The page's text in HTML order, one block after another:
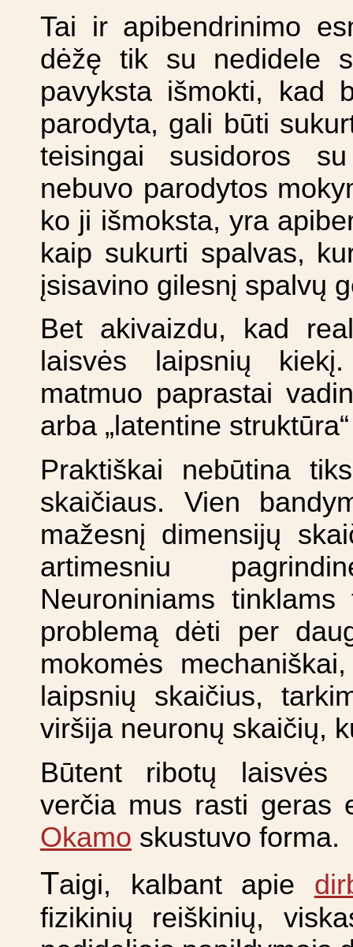
Tai ir apibendrinimo
dėžę tik su nedidele
pavyksta išmokti, kad
parodyta, gali būti
teisingai susidoros
nebuvo parodytos
ko ji išmoksta, yra
kaip sukurti spalvas,
įsisavino gilesnį spalvų
Bet akivaizdu, kad
laisvės laipsnių
matmuo paprastai
arba „latentine
Praktiškai nebūtina
skaičiaus. Vien
mažesnį dimensijų
artimesniu
Neuroniniams
problemą dėti per
mokomės
laipsnių skaičius,
viršija neuronų skaičių,
Būtent ribotų laisvės
verčia mus rasti geras
Okamo skustuvo forma.
Taigi, kalbant apie
fizikinių reiškinių,